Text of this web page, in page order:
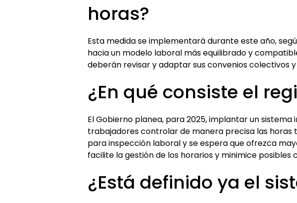
horas?
Esta medida se implementará durante este año,
hacia un modelo laboral más equilibrado y
deberán revisar y adaptar sus convenios colectivos
¿En qué consiste el
El Gobierno planea, para 2025, implantar un
trabajadores controlar de manera precisa las horas
para inspección laboral y se espera que ofrezca
facilite la gestión de los horarios y minimice posibles
¿Está definido ya el